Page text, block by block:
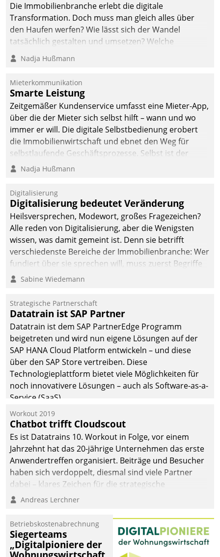
Die Immobilienbranche erlebt die digitale
Transformation. Doch muss man gleich alles über
den Haufen werfen? Wie lässt sich der Wandel
tatsächlich gestalten und umsetzen? Welche
Argumente zählen wirklich?
Nadja Hußmann
Mieterkommunikation
Smarte Leistung
Zeitgemäßer Kundenservice umfasst eine Mieter-App,
über die der Mieter sich selbst hilft – wann und wo
immer er will. Die digitale Selbstbedienung erobert
die Immobilienwirtschaft und ebnet den Weg für
selbstlaufende Geschäftsprozesse. Selbst ist der
Kunde und smart der Serviceanbieter.
Nadja Hußmann
Digitalisierung
Digitalisierung bedeutet Veränderung
Heilsversprechen, Modewort, großes Fragezeichen?
Alle reden von Digitalisierung, aber die Wenigsten
wissen, was damit gemeint ist. Denn sie betrifft
verschiedenste Bereiche der Immobilienbranche: Wer
fundiert über sie sprechen will, muss zuerst Begriffe
klären. Ein Aspekt ist die betriebliche Optimierung:
Einsparungen durch optimierte und automatisierte
Prozesse. Doch man darf nicht zu viel erwarten: Allein
mit der Einführung einer neuen Software ist es nicht
getan. Die Digitalisierung erfordert von Unternehmen
die Bereitschaft, sich zu überprüfen, zu hinterfragen
und zu verändern.
Sabine Wiedemann
Strategische Partnerschaft
Datatrain ist SAP Partner
Datatrain ist dem SAP PartnerEdge Programm
beigetreten und wird nun eigene Lösungen auf der
SAP HANA Cloud Platform entwickeln – und diese
über den SAP Store vertreiben. Diese
Technologieplattform bietet viele Möglichkeiten für
noch innovativere Lösungen – auch als Software-as-a-
Service (SaaS).
Workout 2019
Chatbot trifft Cloudscout
Es ist Datatrains 10. Workout in Folge, vor einem
Jahrzehnt hat das 20-jährige Unternehmen das erste
Anwendertreffen organisiert. Beiträge und Besucher
haben sich verdoppelt, diesmal sind viele Partner
dabei – klares Zeichen für die strategische
Fokussierung auf den Kunden.
Andreas Lerchner
Betriebskostenabrechnung
Siegerteams
„Digitalpioniere der